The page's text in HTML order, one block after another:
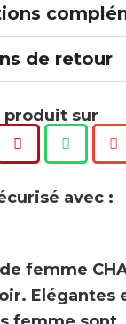
de retour
produit sur
avec :
femme
Elégantes